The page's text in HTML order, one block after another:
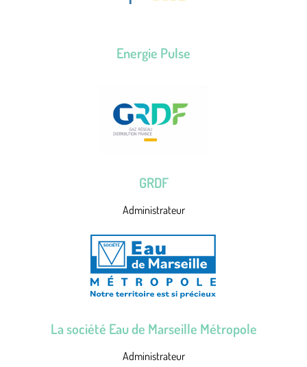
Energie Pulse
GRDF
Administrateur
La société Eau de Marseille Métropole
Administrateur